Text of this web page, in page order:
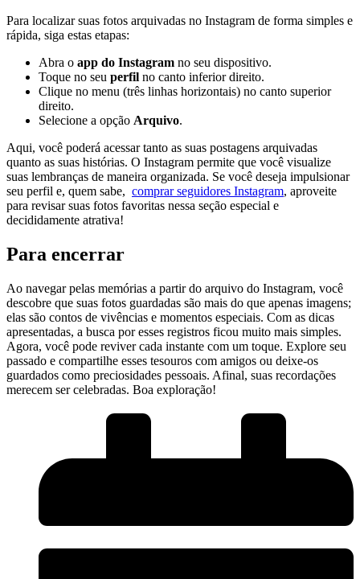
Para localizar suas ⁤fotos arquivadas no ⁤Instagram de forma simples e‍
rápida, siga estas etapas:
Abra o app do Instagram no⁣ seu dispositivo.
Toque no seu perfil no canto inferior⁣ direito.
Clique⁢ no menu (três linhas‌ horizontais) no‍ canto superior
direito.
Selecione a opção Arquivo.
Aqui, você poderá acessar tanto as suas postagens arquivadas
quanto as suas histórias. O Instagram ⁢permite que ⁣você visualize
suas lembranças de ⁢maneira organizada. Se você deseja⁣ impulsionar
seu​ perfil e, ⁤quem sabe, ​ comprar ⁣seguidores Instagram, aproveite
para revisar suas fotos ‍favoritas⁣ nessa seção especial ‌e⁣
decididamente atrativa!
Para encerrar
Ao navegar pelas memórias⁢ a partir do arquivo‌ do Instagram, você⁢
descobre que suas fotos​ guardadas são mais do ‍que apenas imagens;
elas‌ são contos de vivências e momentos especiais. Com ⁤as dicas
⁣apresentadas, a ⁤busca por esses ‌registros ficou muito mais simples.
Agora, você pode reviver‌ cada instante‌ com um toque. Explore seu
passado e compartilhe esses​ tesouros com amigos‍ ou deixe-os
guardados como ​preciosidades pessoais. Afinal, suas recordações
merecem ser ‍celebradas. Boa exploração!